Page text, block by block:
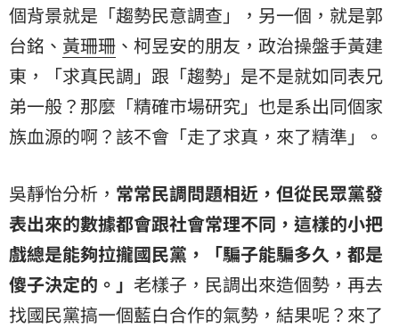
個背景就是「趨勢民意調查」，另一個，就是郭
台銘 、 黃珊珊 、柯昱安的朋友，政治操盤手黃建
東，「求真民調」跟「趨勢」是不是就如同表兄
弟一般？那麼「精確市場研究」也是系出同個家
族血源的啊？該不會「走了求真，來了精準」。
吳靜怡分析， 常常民調問題相近，但從民眾黨發
表出來的數據都會跟社會常理不同，這樣的小把
戲總是能夠拉攏國民黨，「騙子能騙多久，都是
傻子決定的。」 老樣子，民調出來造個勢，再去
找國民黨搞一個藍白合作的氣勢，結果呢？來了